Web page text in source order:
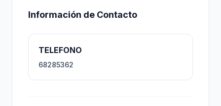
Información de Contacto
TELEFONO
68285362